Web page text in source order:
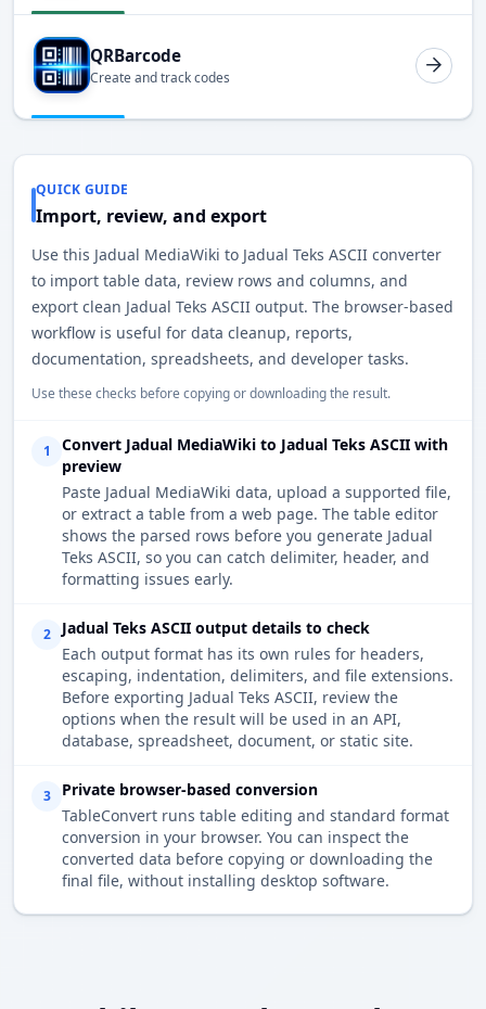
QRBarcode
Create and track codes
QUICK GUIDE
Import, review, and export
Use this Jadual MediaWiki to Jadual Teks ASCII converter
to import table data, review rows and columns, and
export clean Jadual Teks ASCII output. The browser-based
workflow is useful for data cleanup, reports,
documentation, spreadsheets, and developer tasks.
Use these checks before copying or downloading the result.
1
Convert Jadual MediaWiki to Jadual Teks ASCII with
preview
Paste Jadual MediaWiki data, upload a supported file,
or extract a table from a web page. The table editor
shows the parsed rows before you generate Jadual
Teks ASCII, so you can catch delimiter, header, and
formatting issues early.
2
Jadual Teks ASCII output details to check
Each output format has its own rules for headers,
escaping, indentation, delimiters, and file extensions.
Before exporting Jadual Teks ASCII, review the
options when the result will be used in an API,
database, spreadsheet, document, or static site.
3
Private browser-based conversion
TableConvert runs table editing and standard format
conversion in your browser. You can inspect the
converted data before copying or downloading the
final file, without installing desktop software.